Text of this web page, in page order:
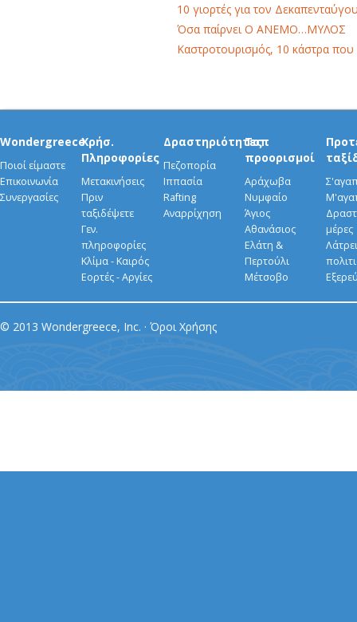
10 γιορτές για τον
Όσα παίρνει Ο ΑΝΕΜΟ…ΜΥΛΟΣ
Καστροτουρισμός, 10 κάστρα
Wondergreece
Ποιοί είμαστε
Επικοινωνία
Συνεργασίες
Χρήσ.
Πληροφορίες
Μετακινήσεις
Πριν
ταξιδέψετε
Γεν.
πληροφορίες
Κλίμα - Καιρός
Εορτές - Αργίες
Δραστηριότητες
Πεζοπορία
Ιππασία
Rafting
Αναρρίχηση
Τοπ
προορισμοί
Αράχωβα
Νυμφαίο
Άγιος
Αθανάσιος
Ελάτη &
Περτούλι
Μέτσοβο
μέρες
© 2013 Wondergreece, Inc. · Όροι Χρήσης